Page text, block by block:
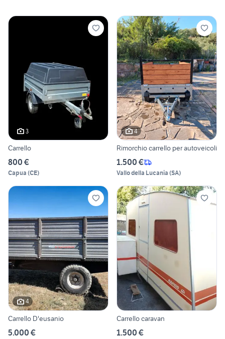
3
Carrello
800 €
Capua (CE)
4
Rimorchio carrello per autoveicoli
1.500 €
Vallo della Lucania (SA)
4
Carrello D'eusanio
5.000 €
Carrello caravan
1.500 €